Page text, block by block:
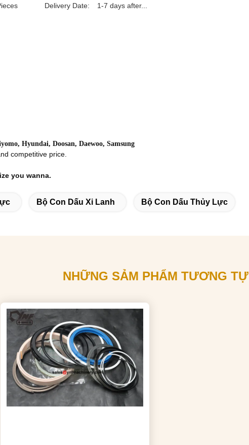
Delivery Date: 1-7 days after...
Hyundai, Doosan, Daewoo, Samsung
competitive price.
you wanna.
Bộ Con Dấu Xi Lanh Bộ Con Dấu Thủy Lực
NHỮNG SẢM PHẨM TƯƠNG TỰ